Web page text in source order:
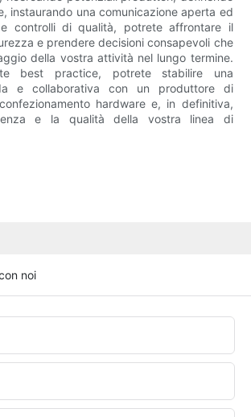
instaurando una comunicazione aperta ed
controlli di qualità, potrete affrontare il
e prendere decisioni consapevoli che
della vostra attività nel lungo termine.
best practice, potrete stabilire una
e collaborativa con un produttore di
hardware e, in definitiva,
e la qualità della vostra linea di
noi